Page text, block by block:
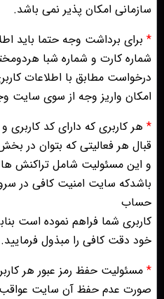
سازمانی امکان پذیر نمی باشد.
* برای برداشت وجه حتما باید
شماره کارت و شماره شبا
درخواست مطابق با اطلاعات
امکان واریز وجه از سوی سایت
* هر کاربری که دارای کد
قبال هر فعالیتی که بتوان در
و این مسئولیت شامل تراکنش
باشدکه سایت امنیت کافی در
حساب
کاربری شما فراهم نموده است
خود دقت کافی را مبذول فرمایید.
* مسئولیت حفظ رمز عبور هر
صورت عدم حفظ آن سایت عواقب